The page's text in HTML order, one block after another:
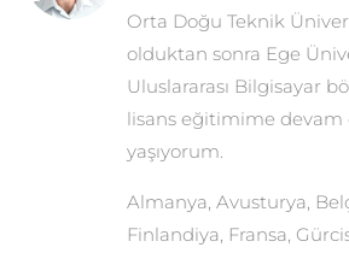
Orta Doğu Teknik
olduktan sonra Ege
Uluslararası Bilgisayar
lisans eğitimime devam
yaşıyorum.
Almanya, Avusturya,
Finlandiya, Fransa,